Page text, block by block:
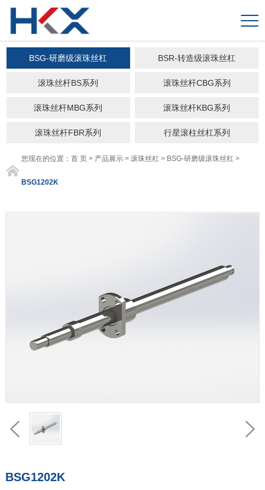
BSG-研磨级滚珠丝杠 BSR-转造级滚珠丝杠
滚珠丝杆BS系列 滚珠丝杆CBG系列
滚珠丝杆MBG系列 滚珠丝杆KBG系列
滚珠丝杆FBR系列 行星滚柱丝杠系列
您现在的位置：首 页 > 产品展示 >滚珠丝杠 > BSG-研磨级滚珠丝杠 >
BSG1202K
BSG1202K